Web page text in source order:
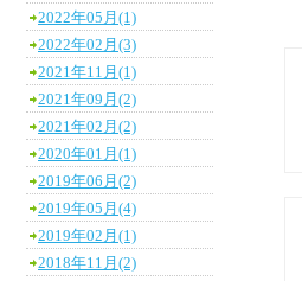
2022年05月(1)
2022年02月(3)
2021年11月(1)
2021年09月(2)
2021年02月(2)
2020年01月(1)
2019年06月(2)
2019年05月(4)
2019年02月(1)
2018年11月(2)